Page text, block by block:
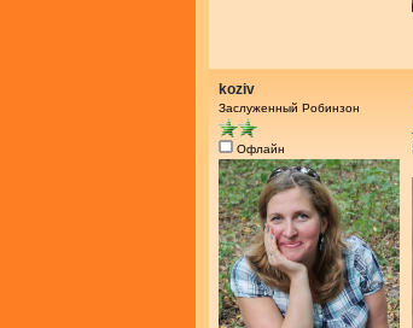
koziv
Заслуженный Робинзон
Офлайн